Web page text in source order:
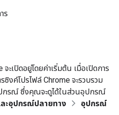
ร
เปิดอยู่โดยค่าเริ่มต้น เมื่อเปิดการ
ค์โปรไฟล์ Chrome จะรวบรวม
รณ์ ซึ่งคุณจะดูได้ในส่วนอุปกรณ์
ะอุปกรณ์ปลายทาง อุปกรณ์